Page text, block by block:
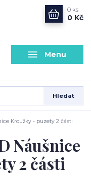
Menu
Hledat
0 ks
0 Kč
Kroužky - puzety 2 části
Náušnice
2 části